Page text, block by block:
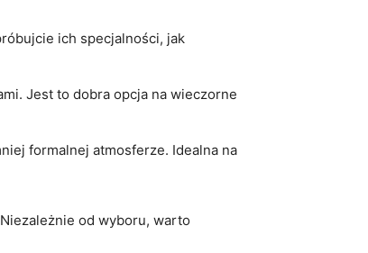
ich specjalności, jak
Jest to dobra opcja na wieczorne
formalnej atmosferze. Idealna na
od wyboru, warto